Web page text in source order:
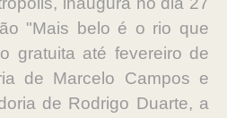
"Mais belo é o rio que
gratuita até fevereiro de
de Marcelo Campos e
de Rodrigo Duarte, a